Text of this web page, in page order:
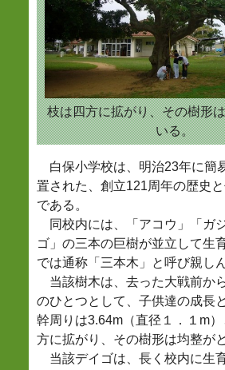
枝は四方に拡がり、その樹形
いる。
白保小学校は、明治23年に簡
置された、創立121周年の歴史
である。
同校内には、「アコウ」「ガ
ゴ」の三本の巨樹が並立して生
では通称「三本木」と呼び親し
当該樹木は、去った大戦前か
のひとつとして、子供達の成長
幹周りは3.64m（直径１．１m
方に拡がり、その樹形は均整が
当該デイゴは、長く校内に生